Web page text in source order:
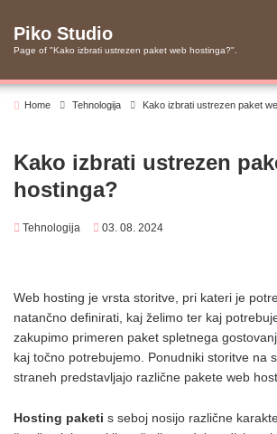
content
Piko Studio
Page of "Kako izbrati ustrezen paket web hostinga?".
Home Tehnologija Kako izbrati ustrezen paket
Kako izbrati ustrezen
hostinga?
Tehnologija 03. 08. 2024
Web hosting je vrsta storitve, pri kateri je
natančno definirati, kaj želimo ter kaj
zakupimo primeren paket spletnega
kaj točno potrebujemo. Ponudniki storitve na
straneh predstavljajo različne pakete web
Hosting paketi s seboj nosijo različne